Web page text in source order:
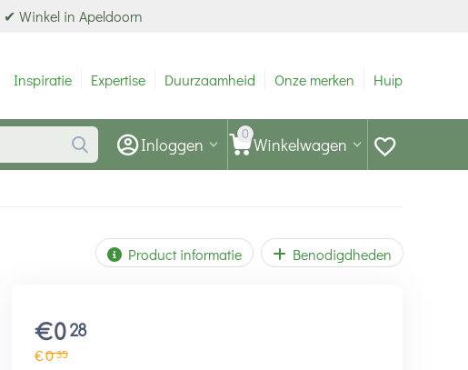
✔ Winkel in Apeldoorn
Inspiratie Expertise Duurzaamheid Onze merken Hulp
0 Winkelwagen
Inloggen
Product informatie Benodigdheden
€0 28
€035